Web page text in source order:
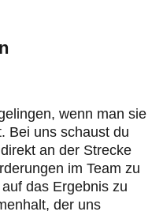
wenn man sie
Bei uns schaust du
an der Strecke
im Team zu
das Ergebnis zu
der uns